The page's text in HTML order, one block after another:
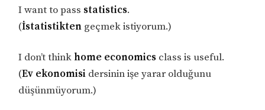
I want to pass statistics.
(İstatistikten geçmek istiyorum.)
I don’t thinkhome economics class is useful.
(Ev ekonomisi dersinin işe yarar olduğunu
düşünmüyorum.)